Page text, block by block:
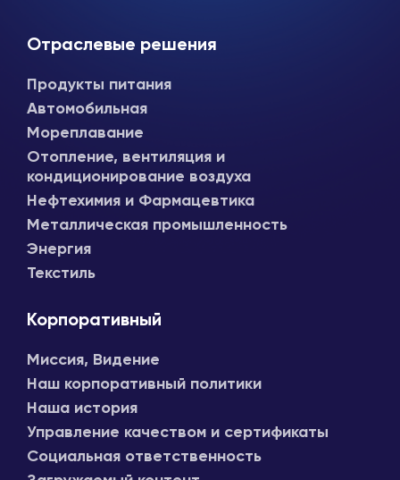
Отраслевые решения
Продукты питания
Автомобильная
Мореплавание
Отопление, вентиляция и
кондиционирование воздуха
Нефтехимия и Фармацевтика
Металлическая промышленность
Энергия
Текстиль
Корпоративный
Миссия, Видение
Наш корпоративный политики
Наша история
Управление качеством и сертификаты
Социальная ответственность